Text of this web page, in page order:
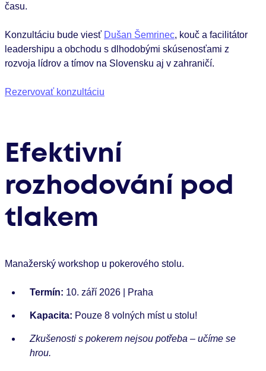
času.
Konzultáciu bude viesť Dušan Šemrinec, kouč a facilitátor
leadershipu a obchodu s dlhodobými skúsenosťami z
rozvoja lídrov a tímov na Slovensku aj v zahraničí.
Rezervovať konzultáciu
Efektivní
rozhodování pod
tlakem
Manažerský workshop u pokerového stolu.
Termín: 10. září 2026 | Praha
Kapacita: Pouze 8 volných míst u stolu!
Zkušenosti s pokerem nejsou potřeba – učíme se
hrou.